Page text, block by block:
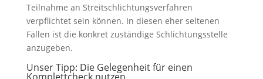
Teilnahme an Streitschlichtungsverfahren
verpflichtet sein können. In diesen eher seltenen
Fällen ist die konkret zuständige Schlichtungsstelle
anzugeben.
Unser Tipp: Die Gelegenheit für einen
Komplettcheck nutzen